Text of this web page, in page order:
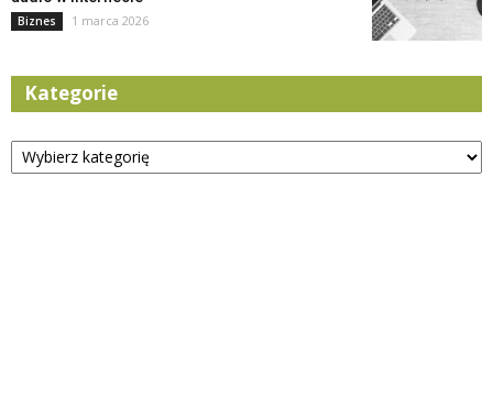
Biznes 1 marca 2026
Kategorie
Kategorie